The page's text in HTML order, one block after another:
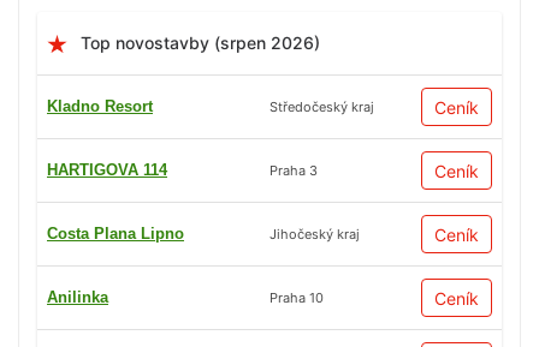
Top novostavby (srpen 2026)
Kladno Resort Středočeský kraj Ceník
HARTIGOVA 114 Praha 3 Ceník
Costa Plana Lipno Jihočeský kraj Ceník
Anilinka Praha 10 Ceník